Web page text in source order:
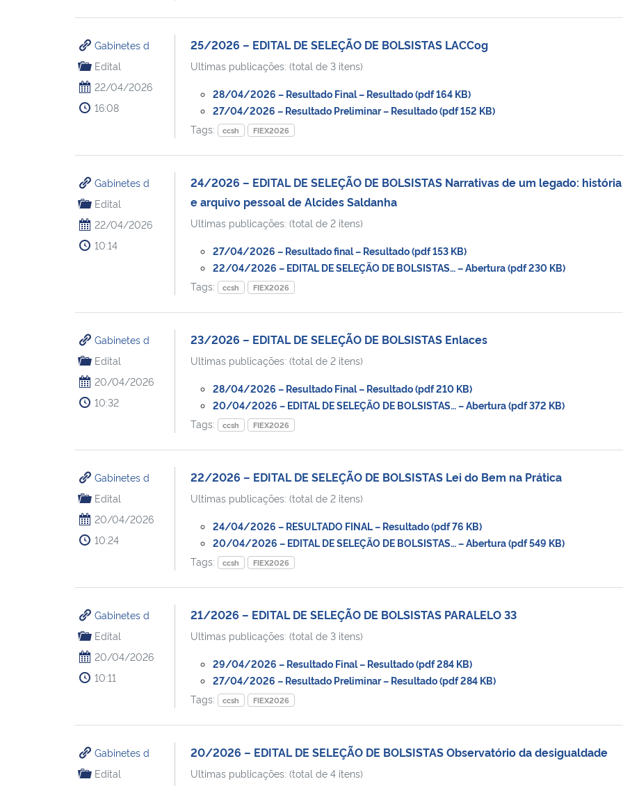
Gabinetes d
Edital
22/04/2026
16:08
25/2026 – EDITAL DE SELEÇÃO DE BOLSISTAS LACCog
Ultimas publicações: (total de 3 itens)
28/04/2026 – Resultado Final – Resultado (pdf 164 KB)
27/04/2026 – Resultado Preliminar – Resultado (pdf 152 KB)
Tags:
ccsh FIEX2026
Gabinetes d
Edital
22/04/2026
10:14
24/2026 – EDITAL DE SELEÇÃO DE BOLSISTAS Narrativas de um legado:
e arquivo pessoal de Alcides Saldanha
Ultimas publicações: (total de 2 itens)
27/04/2026 – Resultado final – Resultado (pdf 153 KB)
22/04/2026 – EDITAL DE SELEÇÃO DE BOLSISTAS… – Abertura (pdf 230 KB)
Tags:
ccsh FIEX2026
Gabinetes d
Edital
20/04/2026
10:32
23/2026 – EDITAL DE SELEÇÃO DE BOLSISTAS Enlaces
Ultimas publicações: (total de 2 itens)
28/04/2026 – Resultado Final – Resultado (pdf 210 KB)
20/04/2026 – EDITAL DE SELEÇÃO DE BOLSISTAS… – Abertura (pdf 372 KB)
Tags:
ccsh FIEX2026
Gabinetes d
Edital
20/04/2026
10:24
22/2026 – EDITAL DE SELEÇÃO DE BOLSISTAS Lei do Bem na Prática
Ultimas publicações: (total de 2 itens)
24/04/2026 – RESULTADO FINAL – Resultado (pdf 76 KB)
20/04/2026 – EDITAL DE SELEÇÃO DE BOLSISTAS… – Abertura (pdf 549 KB)
Tags:
ccsh FIEX2026
Gabinetes d
Edital
20/04/2026
10:11
21/2026 – EDITAL DE SELEÇÃO DE BOLSISTAS PARALELO 33
Ultimas publicações: (total de 3 itens)
29/04/2026 – Resultado Final – Resultado (pdf 284 KB)
27/04/2026 – Resultado Preliminar – Resultado (pdf 284 KB)
Tags:
ccsh FIEX2026
Gabinetes d
Edital
20/2026 – EDITAL DE SELEÇÃO DE BOLSISTAS Observatório da desigualdade
Ultimas publicações: (total de 4 itens)